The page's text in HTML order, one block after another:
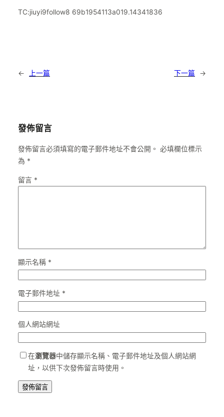
TC:jiuyi9follow8 69b1954113a019.14341836
← 上一篇 下一篇 →
發佈留言
發佈留言必須填寫的電子郵件地址不會公開。 必填欄位標示
為 *
留言 *
顯示名稱 *
電子郵件地址 *
個人網站網址
在瀏覽器中儲存顯示名稱、電子郵件地址及個人網站網
址，以供下次發佈留言時使用。